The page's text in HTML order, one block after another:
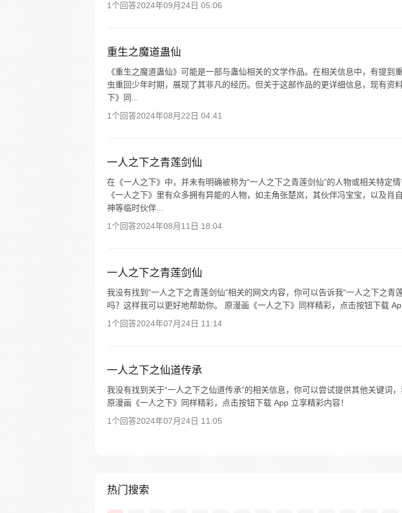
1个回答2024年09月24日 05:06
重生之魔道蛊仙
《重生之魔道蛊仙》可能是一部与蛊仙相关的文学作品。在相关信息中，有提到
虫重回少年时期，展现了其非凡的经历。但关于这部作品的更详细信息，现有资
下》同...
1个回答2024年08月22日 04:41
一人之下之青莲剑仙
在《一人之下》中，并未有明确被称为“一人之下之青莲剑仙”的人物或相关特定情
《一人之下》里有众多拥有异能的人物，如主角张楚岚，其伙伴冯宝宝，以及肖
神等临时伙伴...
1个回答2024年08月11日 18:04
一人之下之青莲剑仙
我没有找到“一人之下之青莲剑仙”相关的网文内容，你可以告诉我“一人之下之青
吗？这样我可以更好地帮助你。 原漫画《一人之下》同样精彩，点击按钮下载
1个回答2024年07月24日 11:14
一人之下之仙道传承
我没有找到关于“一人之下之仙道传承”的相关信息，你可以尝试提供其他关键词，
原漫画《一人之下》同样精彩，点击按钮下载 App 立享精彩内容！
1个回答2024年07月24日 11:05
热门搜索